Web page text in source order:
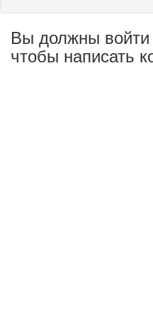
Вы должны войти
чтобы написать